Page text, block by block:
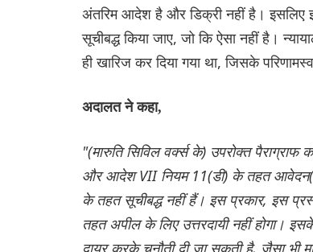
अंतरिम आदेश है और डिक्री नहीं है। इसलिए
सूचीबद्ध किया जाए, जो कि ऐसा नहीं है।
ही खारिज कर दिया गया था, जिसके
अदालत ने कहा,
"(मारुति सिविल वर्क्स के) उपरोक्त
और आदेश VII नियम 11(डी) के तहत
के तहत सूचीबद्ध नहीं हैं। इस प्रकार, इस
तहत अपील के लिए उत्तरदायी नहीं होगा।
दायर करके चुनौती दी जा सकती है, जैसा भी